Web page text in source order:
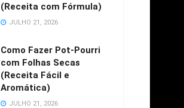
(Receita com Fórmula)
JULHO 21, 2026
Como Fazer Pot-Pourri
com Folhas Secas
(Receita Fácil e
Aromática)
JULHO 21, 2026